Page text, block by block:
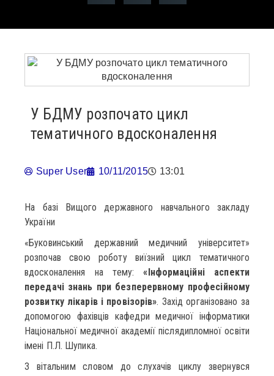
У БДМУ розпочато цикл
тематичного вдосконалення
Super User 10/11/2015 13:01
На базі Вищого державного навчального закладу
України
«Буковинський державний медичний університет»
розпочав свою роботу виїзний цикл тематичного
вдосконалення на тему:«Інформаційні аспекти
передачі знань при безперервному професійному
розвитку лікарів і провізорів». Захід організовано за
допомогою фахівців кафедри медичної інформатики
Національної медичної академії післядипломної освіти
імені П.Л. Шупика.
З вітальним словом до слухачів циклу звернувся